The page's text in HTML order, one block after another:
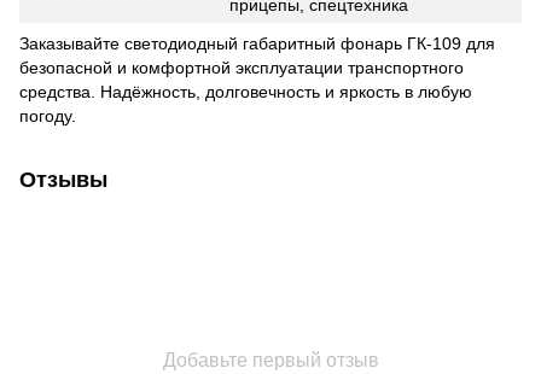
прицепы, спецтехника
Заказывайте светодиодный габаритный фонарь ГК-109 для
безопасной и комфортной эксплуатации транспортного
средства. Надёжность, долговечность и яркость в любую
погоду.
Отзывы
Добавьте первый отзыв